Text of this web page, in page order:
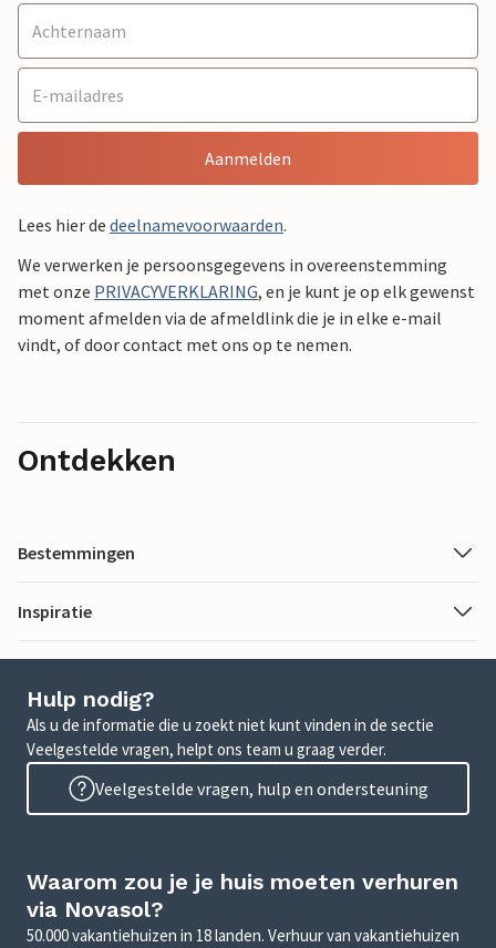
Aanmelden
Lees hier de deelnamevoorwaarden.
We verwerken je persoonsgegevens in overeenstemming
met onze PRIVACYVERKLARING, en je kunt je op elk gewenst
moment afmelden via de afmeldlink die je in elke e-mail
vindt, of door contact met ons op te nemen.
Ontdekken
Bestemmingen
Inspiratie
Hulp nodig?
Als u de informatie die u zoekt niet kunt vinden in de sectie
Veelgestelde vragen, helpt ons team u graag verder.
Veelgestelde vragen, hulp en ondersteuning
Waarom zou je je huis moeten verhuren
via Novasol?
50.000 vakantiehuizen in 18 landen. Verhuur van vakantiehuizen